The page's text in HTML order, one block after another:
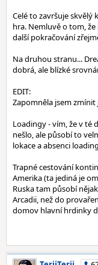
Celé to završuje skvělý
hra. Nemluvě o tom,
další pokračování
Na druhou stranu...
dobrá, ale blízké
EDIT:
Zapomněla jsem
Loadingy - vím, že v té
nešlo, ale působí to
lokace a absenci
Trapné cestování
Amerika (ta jediná je
Ruska tam působí
Arcadii, než do
domov hlavní hrdinky